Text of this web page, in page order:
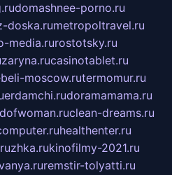
domashnee-porno.ru
doska.rumetropoltravel.ru
media.rurostotsky.ru
zaryna.rucasinotablet.ru
moscow.rutermomur.ru
erdamchi.rudoramamama.ru
clean-dreams.ru
healthenter.ru
kinofilmy-2021.ru
remstir-tolyatti.ru